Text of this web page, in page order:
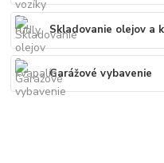
Skladovanie olejov a
Garážové vybavenie